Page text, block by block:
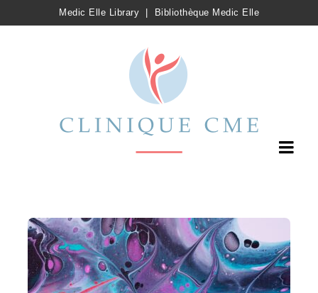
Medic Elle Library Bibliothèque Medic Elle